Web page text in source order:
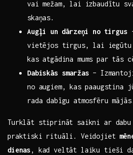
vai mežam, lai izbaudītu
skaņas.
Augļi⁢ un dārzeņi no tirgus
vietējos‌ tirgus, lai iegūtu
kas atgādina mums ⁣par tās
Dabiskās smaržas –
no augiem, ⁣kas paaugstina
rada dabīgu atmosfēru
Turklāt stiprināt saikni ar
praktiski rituāli. Veidojiet
dienas , kad veltāt ‍laiku tieši